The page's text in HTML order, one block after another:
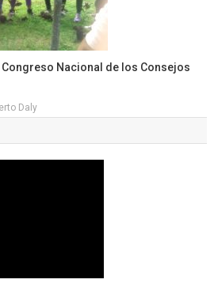
Nacional de los Consejos
Daly